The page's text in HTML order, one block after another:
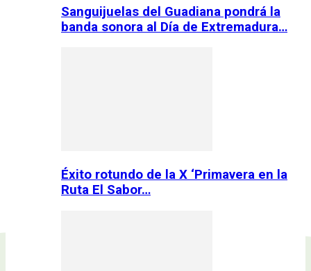
Sanguijuelas del Guadiana pondrá la
banda sonora al Día de Extremadura…
Éxito rotundo de la X ‘Primavera en la
Ruta El Sabor…